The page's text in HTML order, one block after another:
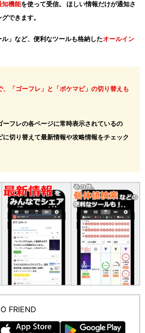
知機能を使って受信。 ほしい情報だけが通知さ
できます。
」など、便利なツールも格納したオールイン
、「ゴーフレ」と「ポケマピ」の切り替えも
ーフレの各ページに常時表示されているの
に切り替えて最新情報や攻略情報をチェック
FRIEND